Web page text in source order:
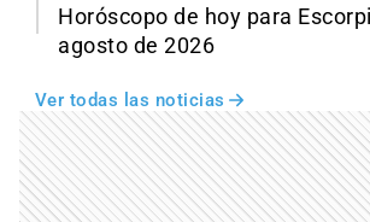
Horóscopo de hoy para
agosto de 2026
Ver todas las noticias